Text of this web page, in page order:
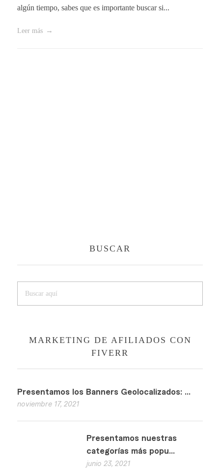
algún tiempo, sabes que es importante buscar si...
Leer más
BUSCAR
MARKETING DE AFILIADOS CON
FIVERR
Presentamos los Banners Geolocalizados: ...
noviembre 17, 2021
Presentamos nuestras
categorías más popu...
junio 23, 2021